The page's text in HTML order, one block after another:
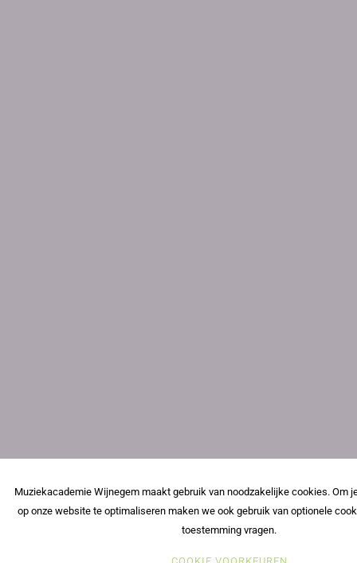
Muziekacademie Wijnegem maakt gebruik van noodzakelijke cookies. Om
op onze website te optimaliseren maken we ook gebruik van optionele
toestemming vragen.